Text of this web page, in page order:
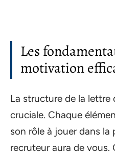
Les
motivation
La structure de la
cruciale. Chaque
son rôle à jouer dans la
recruteur aura de vous.